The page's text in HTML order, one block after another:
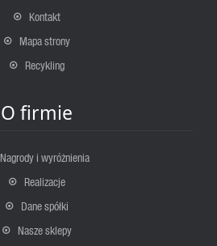
Kontakt
Mapa strony
Recykling
O firmie
Nagrody i wyróżnienia
Realizacje
Dane spółki
Nasze sklepy